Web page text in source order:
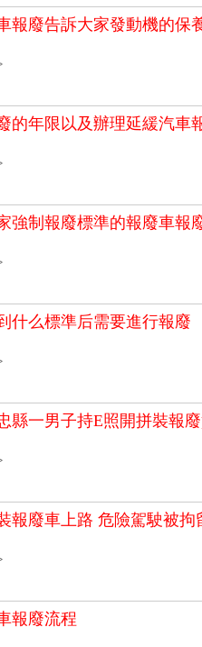
報廢告訴大家發動機的保
的年限以及辦理延緩汽車
強制報廢標準的報廢車報
什么標準后需要進行報廢
縣一男子持E照開拼裝報
報廢車上路 危險駕駛被拘
報廢流程